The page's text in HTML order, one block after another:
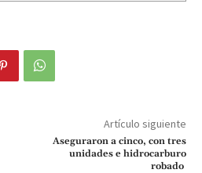
Artículo siguiente
Aseguraron a cinco, con tres
unidades e hidrocarburo
robado